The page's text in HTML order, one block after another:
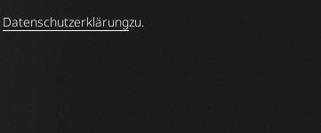
Datenschutzerklärungzu.